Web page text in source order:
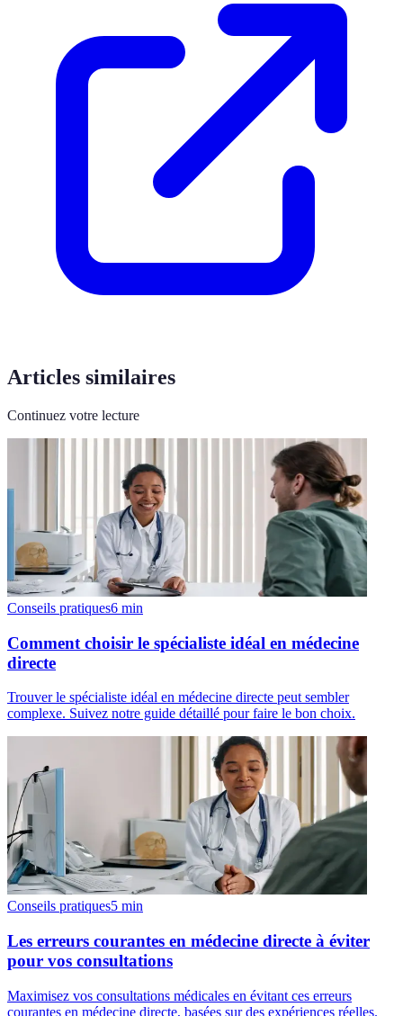
Articles similaires
Continuez votre lecture
Conseils pratiques6 min
Comment choisir le spécialiste idéal en médecine
directe
Trouver le spécialiste idéal en médecine directe peut sembler
complexe. Suivez notre guide détaillé pour faire le bon choix.
Conseils pratiques5 min
Les erreurs courantes en médecine directe à éviter
pour vos consultations
Maximisez vos consultations médicales en évitant ces erreurs
courantes en médecine directe, basées sur des expériences réelles.